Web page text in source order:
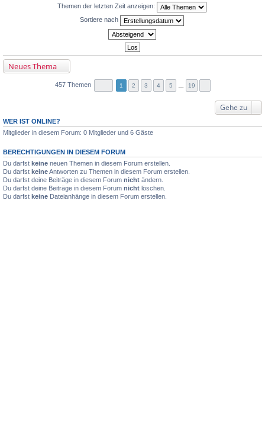
Themen der letzten Zeit anzeigen:
Sortiere nach
Neues Thema
457 Themen 1 2 3 4 5 19
Gehe zu
WER IST ONLINE?
Mitglieder in diesem Forum: 0 Mitglieder und 6 Gäste
BERECHTIGUNGEN IN DIESEM FORUM
Du darfst keine neuen Themen in diesem Forum erstellen.
Du darfst keineAntworten zu Themen in diesem Forum erstellen.
Du darfst deine Beiträge in diesem Forum nicht ändern.
Du darfst deine Beiträge in diesem Forum nicht löschen.
Du darfst keine Dateianhänge in diesem Forum erstellen.